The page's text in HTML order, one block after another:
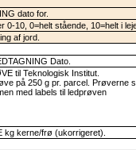
dato for.
10, 0=helt stående, 10=helt i
af jord.
Dato.
til Teknologisk Institut.
på 250 g pr. parcel. Prøverne
med labels til ledprøven
kg kerne/frø (ukorrigeret).